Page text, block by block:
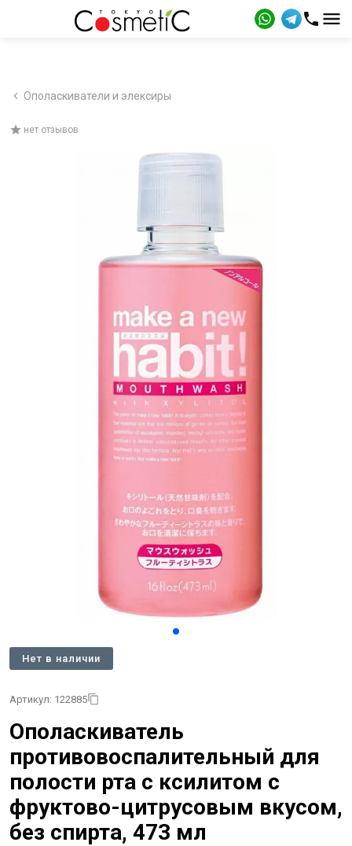
Ополаскиватели и элексиры
нет отзывов
Нет в наличии
Артикул: 122885
Ополаскиватель
противовоспалительный для
полости рта с ксилитом с
фруктово-цитрусовым вкусом,
без спирта, 473 мл